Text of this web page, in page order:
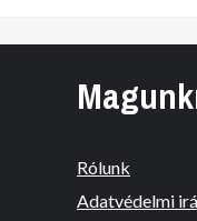
Rólunk
Adatvédelmi